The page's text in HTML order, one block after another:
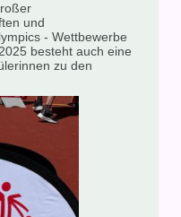
und
- Wettbewerbe
besteht auch eine
zu den